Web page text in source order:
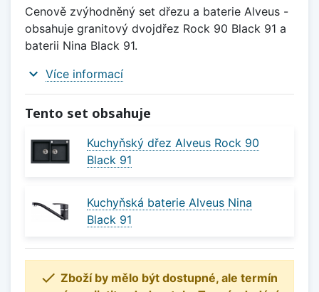
Cenově zvýhodněný set dřezu a baterie Alveus -
obsahuje granitový dvojdřez Rock 90 Black 91 a
baterii Nina Black 91.
expand_more Více informací
Tento set obsahuje
Kuchyňský dřez Alveus Rock 90
Black 91
Kuchyňská baterie Alveus Nina
Black 91
 Zboží by mělo být dostupné, ale termín